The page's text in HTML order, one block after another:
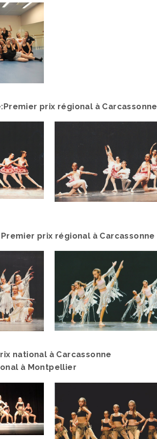
prix régional à Carcassonne
prix régional à Carcassonne
national à Carcassonne
à Montpellier